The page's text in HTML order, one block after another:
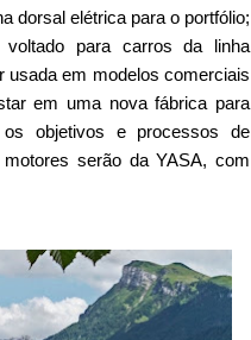
dorsal elétrica para o portfólio;
para carros da linha
usada em modelos comerciais
em uma nova fábrica para
objetivos e processos de
serão da YASA, com